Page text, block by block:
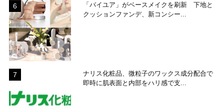
「バイユア」がベースメイクを刷新 下地と
クッションファンデ、新コンシー...
ナリス化粧品、微粒子のワックス成分配合で
即時に肌表面と内部をハリ感で支...